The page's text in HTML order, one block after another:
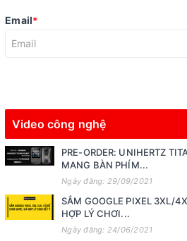
Email*
Video công nghệ
PRE-ORDER: UNIHERTZ
MANG BÀN PHÍM...
Ngày đăng: 29/09/2021
SẮM GOOGLE PIXEL 3XL/
HỢP LÝ CHƠI...
Ngày đăng: 24/06/2021